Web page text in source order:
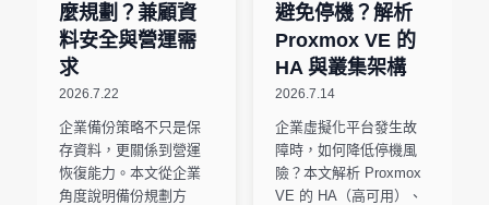
麼規劃？兼顧資
料安全與營運需
求
2026.7.22
企業備份策略不只是保
存資料，更關係到營運
恢復能力。本文從企業
角度說明備份規劃方
避免停機？解析
Proxmox VE 的
HA 與叢集架構
2026.7.14
企業虛擬化平台發生故
障時，如何降低停機風
險？本文解析 Proxmox
VE 的 HA（高可用）、